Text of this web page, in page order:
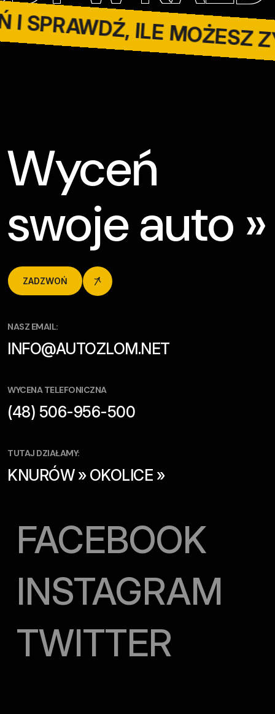
Wyceń
swoje auto »
ZADZWOŃ
NASZ EMAIL:
INFO@AUTOZLOM.NET
WYCENA TELEFONICZNA
(48) 506-956-500
TUTAJ DZIAŁAMY:
KNURÓW » OKOLICE »
FACEBOOK
INSTAGRAM
TWITTER